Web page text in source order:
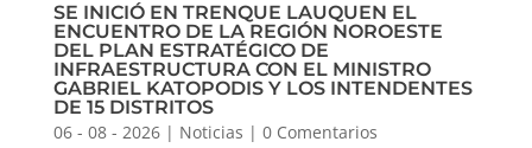
SE INICIÓ EN TRENQUE LAUQUEN EL
ENCUENTRO DE LA REGIÓN NOROESTE
DEL PLAN ESTRATÉGICO DE
INFRAESTRUCTURA CON EL MINISTRO
GABRIEL KATOPODIS Y LOS INTENDENTES
DE 15 DISTRITOS
06 - 08 - 2026| Noticias | 0 Comentarios